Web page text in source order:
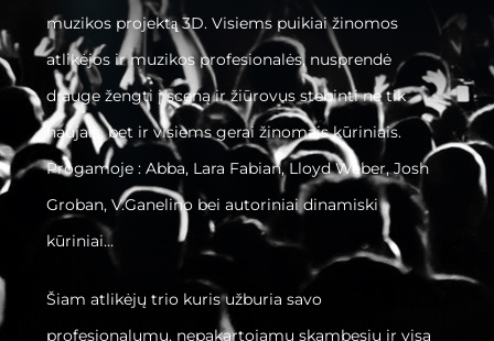
muzikos projektą̨ 3D. Visiems puikiai žinomos
atlikėjos ir muzikos profesionalės, nusprendė
drauge žengti į sceną ir žiūrovus stebinti ne tik
naujais, bet ir visiems gerai žinomais kūriniais.
Progamoje : Abba, Lara Fabian, Lloyd Weber, Josh
Groban, V.Ganelino bei autoriniai dinamiski
kūriniai…
Šiam atlikėjų trio kuris užburia savo
profesionalumu, nepakartojamu skambesiu ir visą